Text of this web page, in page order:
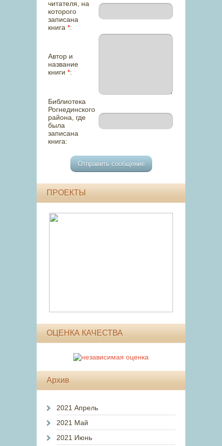
читателя, на
которого
записана
книга *:
Автор и
название
книги *:
Библиотека
Рогнединского
района, где
была
записана
книга:
ПРОЕКТЫ
ОЦЕНКА КАЧЕСТВА
Архив
2021 Апрель
2021 Май
2021 Июнь